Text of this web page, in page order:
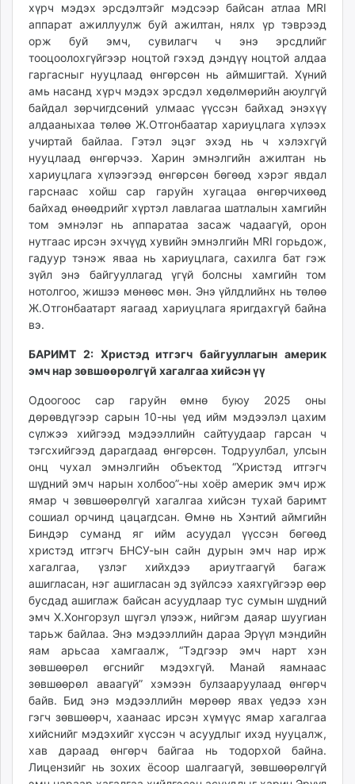
хүрч мэдэх эрсдэлтэйг мэдсээр байсан атлаа MRI
аппарат ажиллуулж буй ажилтан, нялх үр тэврээд
орж буй эмч, сувилагч ч энэ эрсдлийг
тооцоолохгүйгээр ноцтой гэхэд дэндүү ноцтой алдаа
гаргасныг нууцлаад өнгөрсөн нь аймшигтай. Хүний
амь насанд хүрч мэдэх эрсдэл хөдөлмөрийн аюулгүй
байдал зөрчигдсөний улмаас үүссэн байхад энэхүү
алдааныхаа төлөө Ж.Отгонбаатар хариуцлага хүлээх
учиртай байлаа. Гэтэл эцэг эхэд нь ч хэлэхгүй
нууцлаад өнгөрчээ. Харин эмнэлгийн ажилтан нь
хариуцлага хүлээгээд өнгөрсөн бөгөөд хэрэг явдал
гарснаас хойш сар гаруйн хугацаа өнгөрчихөөд
байхад өнөөдрийг хүртэл лавлагаа шатлалын хамгийн
том эмнэлэг нь аппаратаа засаж чадаагүй, орон
нутгаас ирсэн эхчүүд хувийн эмнэлгийн MRI горьдож,
гадуур тэнэж яваа нь хариуцлага, сахилга бат гэж
зүйл энэ байгууллагад үгүй болсны хамгийн том
нотолгоо, жишээ мөнөөс мөн. Энэ үйлдлийнх нь төлөө
Ж.Отгонбаатарт яагаад хариуцлага яригдахгүй байна
вэ.
БАРИМТ 2: Христэд итгэгч байгууллагын америк
эмч нар зөвшөөрөлгүй хагалгаа хийсэн үү
Одоогоос сар гаруйн өмнө буюу 2025 оны
дөрөвдүгээр сарын 10-ны үед ийм мэдээлэл цахим
сүлжээ хийгээд мэдээллийн сайтуудаар гарсан ч
тэгсхийгээд дарагдаад өнгөрсөн. Тодруулбал, улсын
онц чухал эмнэлгийн объектод “Христэд итгэгч
шүдний эмч нарын холбоо”-ны хоёр америк эмч ирж
ямар ч зөвшөөрөлгүй хагалгаа хийсэн тухай баримт
сошиал орчинд цацагдсан. Өмнө нь Хэнтий аймгийн
Биндэр суманд яг ийм асуудал үүссэн бөгөөд
христэд итгэгч БНСУ-ын сайн дурын эмч нар ирж
хагалгаа, үзлэг хийхдээ ариутгаагүй багаж
ашигласан, нэг ашигласан эд зүйлсээ хаяхгүйгээр өөр
бусдад ашиглаж байсан асуудлаар тус сумын шүдний
эмч Х.Хонгорзул шүгэл үлээж, нийгэм даяар шуугиан
тарьж байлаа. Энэ мэдээллийн дараа Эрүүл мэндийн
яам арьсаа хамгаалж, “Тэдгээр эмч нарт хэн
зөвшөөрөл өгснийг мэдэхгүй. Манай яамнаас
зөвшөөрөл аваагүй” хэмээн булзааруулаад өнгөрч
байв. Бид энэ мэдээллийн мөрөөр явах үедээ хэн
гэгч зөвшөөрч, хаанаас ирсэн хүмүүс ямар хагалгаа
хийснийг мэдэхийг хүссэн ч асуудлыг ихэд нууцалж,
хав дараад өнгөрч байгаа нь тодорхой байна.
Лицензийг нь зохих ёсоор шалгаагүй, зөвшөөрөлгүй